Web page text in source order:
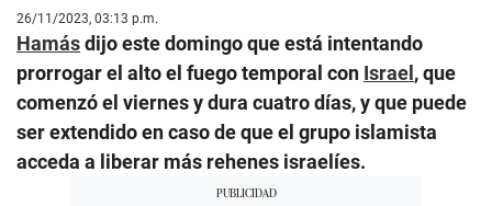
26/11/2023, 03:13 p.m.
Hamásdijo este domingo que está intentando
prorrogar el alto el fuego temporal con Israel, que
comenzó el viernes y dura cuatro días, y que puede
ser extendido en caso de que el grupo islamista
acceda a liberar más rehenes israelíes.